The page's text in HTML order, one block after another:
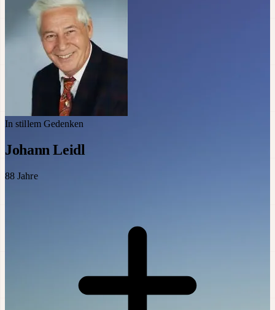
In stillem Gedenken
Johann Leidl
88 Jahre